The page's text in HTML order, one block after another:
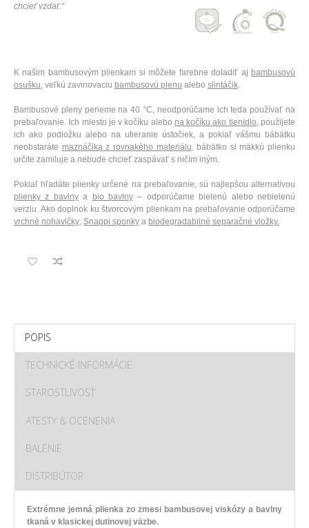
chcieť vzdať.“
K našim bambusovým plienkam si môžete farebne doladiť aj bambusovú
osušku, veľkú zavinovaciu bambusovú plenu alebo slintáčik.
Bambusové pleny perieme na 40 °C, neodporúčame ich teda používať na
prebaľovanie. Ich miesto je v kočíku alebo na kočíku ako tienidlo,použijete
ich ako podložku alebo na utieranie ústočiek, a pokiaľ vášmu bábätku
neobstaráte maznáčika z rovnakého materiálu,bábätko si mäkkú plienku
určite zamiluje a nebude chcieť zaspávať s ničím iným.
Pokiaľ hľadáte plienky určené na prebaľovanie, sú najlepšou alternatívou
plienky z bavlnya bio bavlny – odporúčame bielenú alebo nebielenú
verziu. Ako doplnok ku štvorcovým plienkam na prebaľovanie odporúčame
vrchné nohavičky, Snappi sponky a biodegradabilné separačné vložky.
POPIS
TECHNICKÉ INFORMÁCIE
STAROSTLIVOSŤ
ATESTY & OCENENIA
BALENIE
DISTRIBÚTOR
Extrémne jemná plienka zo zmesi bambusovej viskózy a bavlny
tkaná v klasickej dutinovej väzbe.